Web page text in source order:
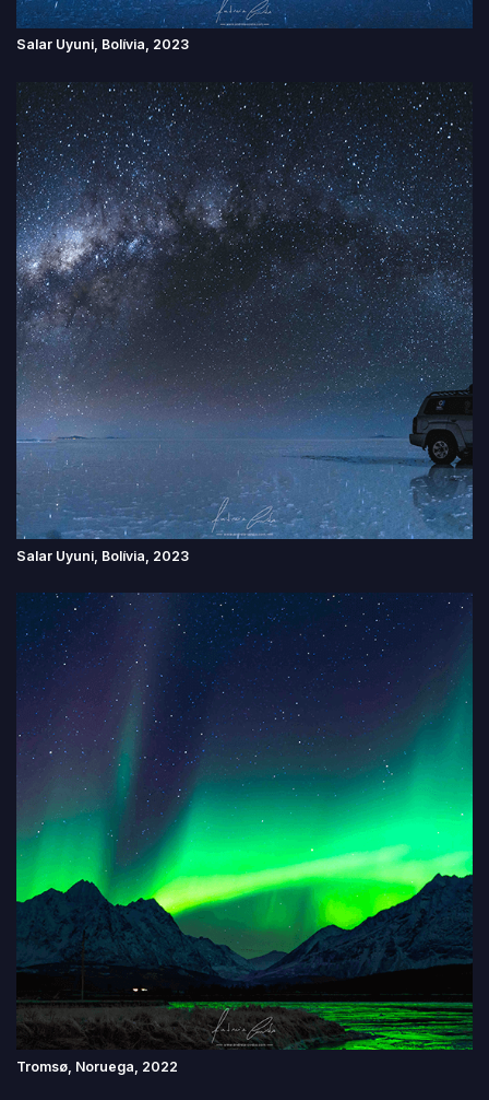
Salar Uyuni, Bolívia, 2023
Salar Uyuni, Bolívia, 2023
Tromsø, Noruega, 2022